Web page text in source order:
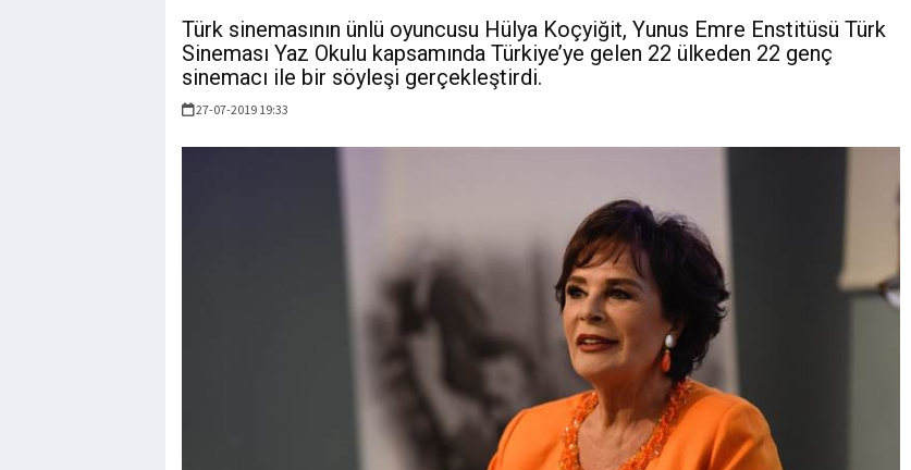
Türk sinemasının ünlü oyuncusu Hülya Koçyiğit, Yunus Emre Enstitüsü Türk
Sineması Yaz Okulu kapsamında Türkiye’ye gelen 22 ülkeden 22 genç
sinemacı ile bir söyleşi gerçekleştirdi.
27-07-2019 19:33